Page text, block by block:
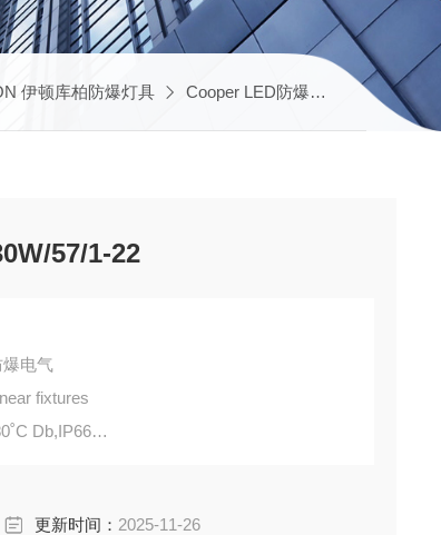
伊顿库柏防爆灯具 Cooper LED防爆灯 crouse-
57/1-22
电气
fixtures
Db,IP66
更新时间： 2025-11-26